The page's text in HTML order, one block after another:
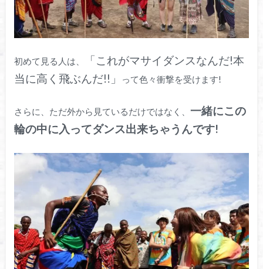
初めて見る人は、
「これがマサイダンスなんだ!本
当に高く飛ぶんだ!!」
って色々衝撃を受けます!
さらに、ただ外から見ているだけではなく、 一緒にこの
輪の中に入ってダンス出来ちゃうんです!